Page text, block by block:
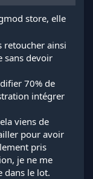
store, elle
retoucher ainsi
sans devoir
70% de
intégrer
viens de
pour avoir
pris
je ne me
dans le lot.